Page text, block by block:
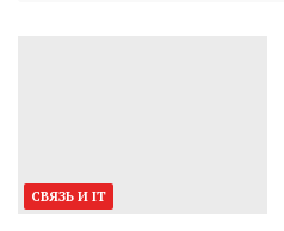
СВЯЗЬ И IT